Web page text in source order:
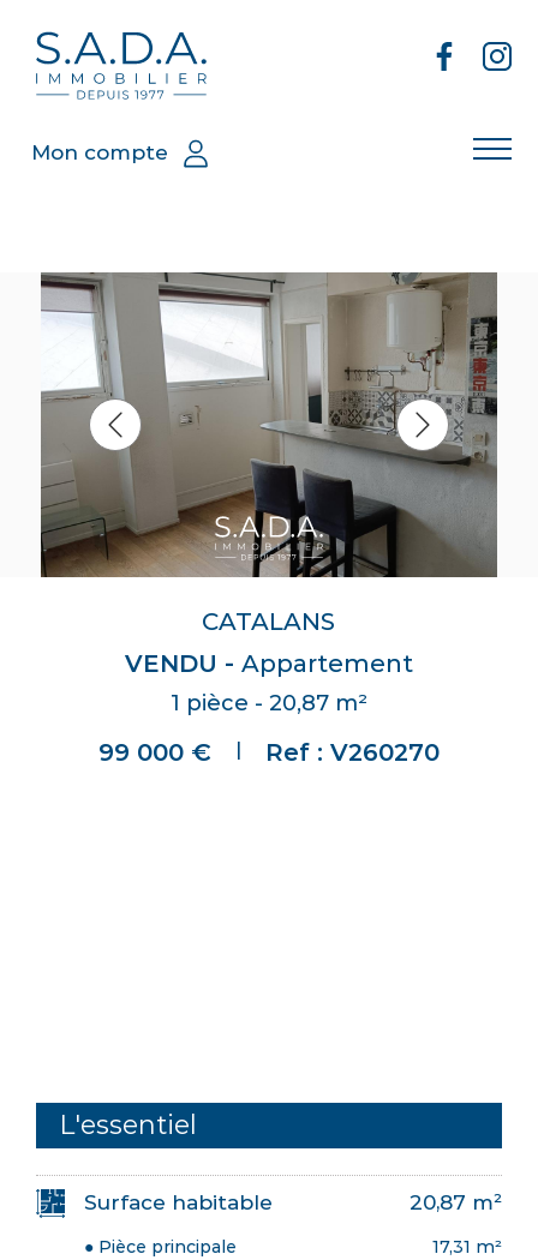
Mon compte
CATALANS
VENDU - Appartement
1 pièce - 20,87 m²
99 000 € | Ref : V260270
L'essentiel
Surface habitable 20,87 m²
● Pièce principale
17,31 m²